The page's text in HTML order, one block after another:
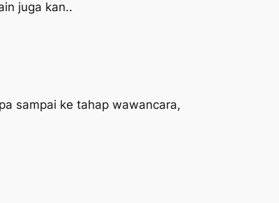
juga kan..
sampai ke tahap wawancara,